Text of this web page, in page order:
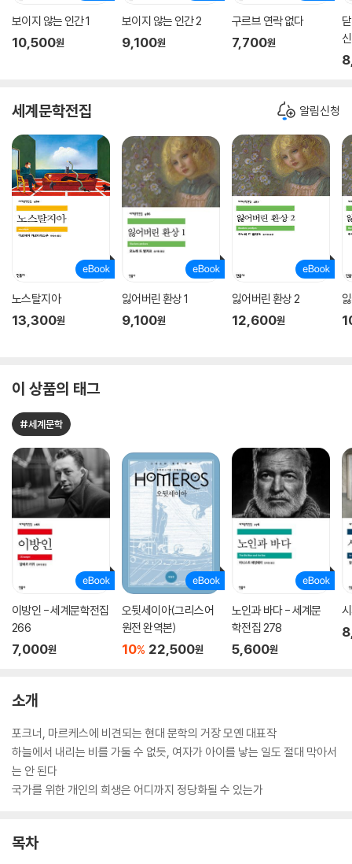
보이지 않는 인간 1
10,500원
보이지 않는 인간 2
9,100원
구르브 연락 없다
7,700원
신
세계문학전집 알림신청
노스탈지아
13,300원
잃어버린 환상 1
9,100원
잃어버린 환상 2
12,600원
이 상품의 태그
#세계문학
이방인 - 세계문학전집
266
7,000원
오뒷세이아(그리스어
원전 완역본)
10% 22,500원
노인과 바다 - 세계문
학전집 278
5,600원
소개
포크너, 마르케스에 비견되는 현대 문학의 거장 모옌 대표작
하늘에서 내리는 비를 가둘 수 없듯, 여자가 아이를 낳는 일도 절대 막아서
는 안 된다
국가를 위한 개인의 희생은 어디까지 정당화될 수 있는가
목차